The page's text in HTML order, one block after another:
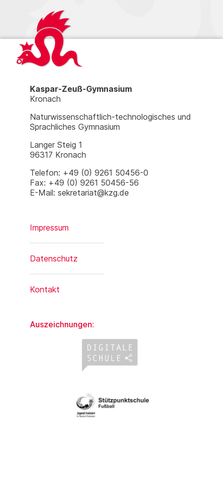
Kaspar-Zeuß-Gymnasium
Kronach
Naturwissenschaftlich-technologisches und
Sprachliches Gymnasium
Langer Steig 1
96317 Kronach
Telefon: +49 (0) 9261 50456-0
Fax: +49 (0) 9261 50456-56
E-Mail: sekretariat@kzg.de
Impressum
Datenschutz
Kontakt
Auszeichnungen: